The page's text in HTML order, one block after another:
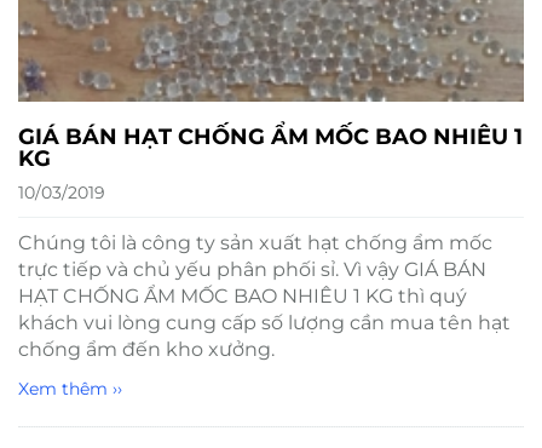
GIÁ BÁN HẠT CHỐNG ẨM MỐC BAO NHIÊU 1
KG
10/03/2019
Chúng tôi là công ty sản xuất hạt chống ẩm mốc
trực tiếp và chủ yếu phân phối sỉ. Vì vậy GIÁ BÁN
HẠT CHỐNG ẨM MỐC BAO NHIÊU 1 KG thì quý
khách vui lòng cung cấp số lượng cần mua tên hạt
chống ẩm đến kho xưởng.
Xem thêm ››